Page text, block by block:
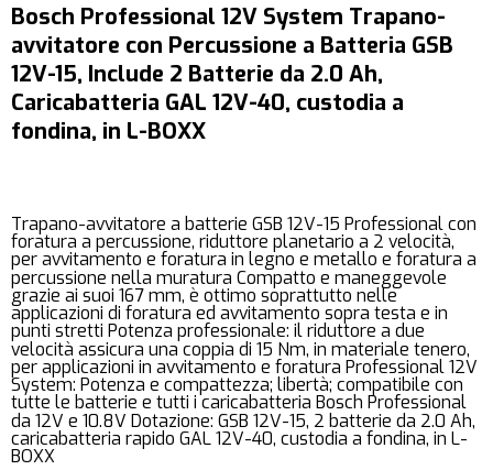
Bosch Professional 12V System Trapano-
avvitatore con Percussione a Batteria GSB
12V-15, Include 2 Batterie da 2.0 Ah,
Caricabatteria GAL 12V-40, custodia a
fondina, in L-BOXX
Trapano-avvitatore a batterie GSB 12V-15 Professional con
foratura a percussione, riduttore planetario a 2 velocità,
per avvitamento e foratura in legno e metallo e foratura a
percussione nella muratura Compatto e maneggevole
grazie ai suoi 167 mm, è ottimo soprattutto nelle
applicazioni di foratura ed avvitamento sopra testa e in
punti stretti Potenza professionale: il riduttore a due
velocità assicura una coppia di 15 Nm, in materiale tenero,
per applicazioni in avvitamento e foratura Professional 12V
System: Potenza e compattezza; libertà; compatibile con
tutte le batterie e tutti i caricabatteria Bosch Professional
da 12V e 10.8V Dotazione: GSB 12V-15, 2 batterie da 2.0 Ah,
caricabatteria rapido GAL 12V-40, custodia a fondina, in L-
BOXX